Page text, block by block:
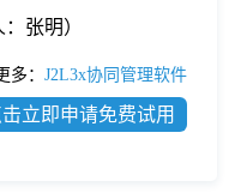
张明）
多： J2L3x协同管理软件
击立即申请免费试用